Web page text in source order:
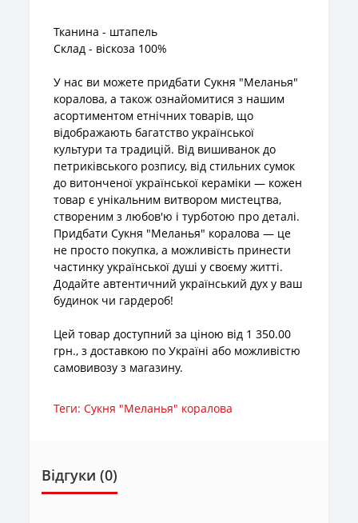
Тканина - штапель
Склад - віскоза 100%
У нас ви можете придбати Сукня "Меланья"
коралова, а також ознайомитися з нашим
асортиментом етнічних товарів, що
відображають багатство української
культури та традицій. Від вишиванок до
петриківського розпису, від стильних сумок
до витонченої української кераміки — кожен
товар є унікальним витвором мистецтва,
створеним з любов'ю і турботою про деталі.
Придбати Сукня "Меланья" коралова — це
не просто покупка, а можливість принести
частинку української душі у своєму житті.
Додайте автентичний український дух у ваш
будинок чи гардероб!
Цей товар доступний за ціною від 1 350.00
грн., з доставкою по Україні або можливістю
самовивозу з магазину.
Теги:Сукня "Меланья" коралова
Відгуки (0)